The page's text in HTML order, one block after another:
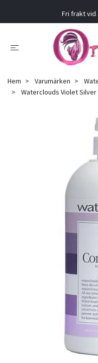
Fri frakt vid
Hem Varumärken
Waterclouds Violet